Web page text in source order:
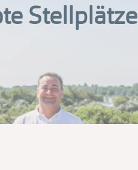
Stellplätze